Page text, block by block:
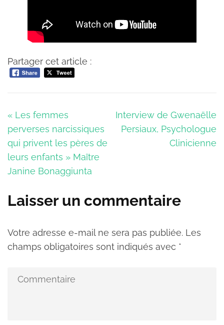
Partager cet article :
Navigation
de
l’article
« Les femmes
perverses narcissiques
qui privent les pères de
leurs enfants » Maître
Janine Bonaggiunta
Interview de Gwenaëlle
Persiaux, Psychologue
Clinicienne
Laisser un commentaire
Votre adresse e-mail ne sera pas publiée. Les
champs obligatoires sont indiqués avec *